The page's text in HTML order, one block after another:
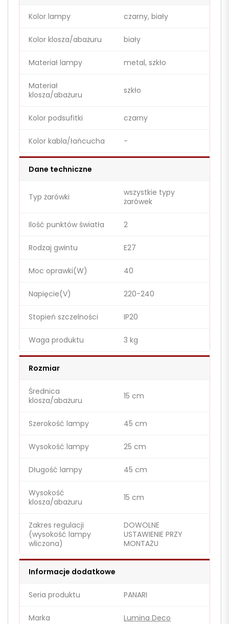
Kolor lampy czarny, biały
Kolor klosza/abażuru biały
Materiał lampy metal, szkło
Materiał
klosza/abażuru
szkło
Kolor podsufitki czarny
Kolor kabla/łańcucha -
Dane techniczne
Typ żarówki
wszystkie typy
żarówek
Ilość punktów światła 2
Rodzaj gwintu E27
Moc oprawki(W) 40
Napięcie(V) 220-240
Stopień szczelności IP20
Waga produktu 3 kg
Rozmiar
Średnica
klosza/abażuru
15 cm
Szerokość lampy 45 cm
Wysokość lampy 25 cm
Długość lampy 45 cm
Wysokość
klosza/abażuru
15 cm
Zakres regulacji
(wysokość lampy
wliczona)
DOWOLNE
USTAWIENIE PRZY
MONTAŻU
Informacje dodatkowe
Seria produktu PANARI
Marka Lumina Deco